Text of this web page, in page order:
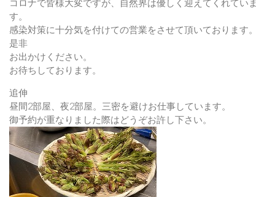
コロナで皆様大変ですが、自然界は優しく迎えてくれていま
す。
感染対策に十分気を付けての営業をさせて頂いております。
是非
お出かけください。
お待ちしております。
追伸
昼間2部屋、夜2部屋。三密を避けお仕事しています。
御予約が重なりました際はどうぞお許し下さい。